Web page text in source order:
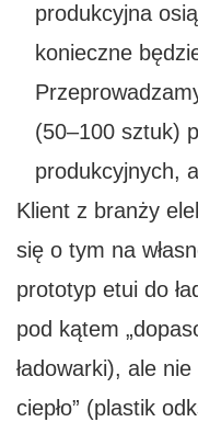
produkcyjna
konieczne
(50–100 sztuk)
produkcyjnych,
Klient z branży
się o tym na
prototyp etui do
pod kątem
ładowarki), ale
ciepło” (plastik